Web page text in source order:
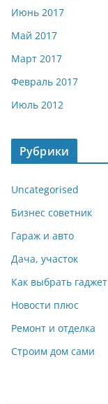
Июнь 2017
Май 2017
Март 2017
Февраль 2017
Июль 2012
Рубрики
Uncategorised
Бизнес советник
Гараж и авто
Дача, участок
Как выбрать гаджет
Новости плюс
Ремонт и отделка
Строим дом сами